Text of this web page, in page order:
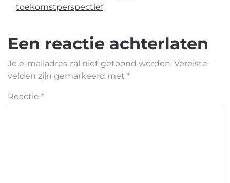
toekomstperspectief
Een reactie achterlaten
Je e-mailadres zal niet getoond worden. Vereiste
velden zijn gemarkeerd met *
Reactie *